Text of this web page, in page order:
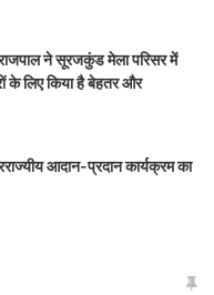
ने सूरजकुंड मेला परिसर में
के लिए किया है बेहतर और
आदान-प्रदान कार्यक्रम का